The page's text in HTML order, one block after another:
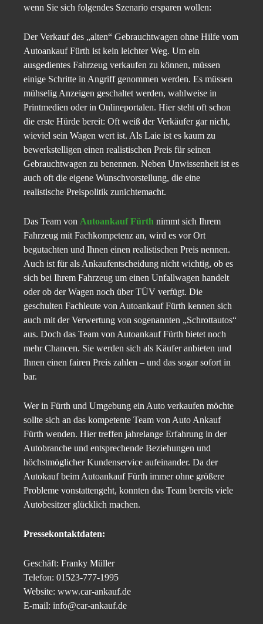
wenn Sie sich folgendes Szenario ersparen wollen:
Der Verkauf des „alten“ Gebrauchtwagen ohne Hilfe vom
Autoankauf Fürth ist kein leichter Weg. Um ein
ausgedientes Fahrzeug verkaufen zu können, müssen
einige Schritte in Angriff genommen werden. Es müssen
mühselig Anzeigen geschaltet werden, wahlweise in
Printmedien oder in Onlineportalen. Hier steht oft schon
die erste Hürde bereit: Oft weiß der Verkäufer gar nicht,
wieviel sein Wagen wert ist. Als Laie ist es kaum zu
bewerkstelligen einen realistischen Preis für seinen
Gebrauchtwagen zu benennen. Neben Unwissenheit ist es
auch oft die eigene Wunschvorstellung, die eine
realistische Preispolitik zunichtemacht.
Das Team von Autoankauf Fürth nimmt sich Ihrem
Fahrzeug mit Fachkompetenz an, wird es vor Ort
begutachten und Ihnen einen realistischen Preis nennen.
Auch ist für als Ankaufentscheidung nicht wichtig, ob es
sich bei Ihrem Fahrzeug um einen Unfallwagen handelt
oder ob der Wagen noch über TÜV verfügt. Die
geschulten Fachleute von Autoankauf Fürth kennen sich
auch mit der Verwertung von sogenannten „Schrottautos“
aus. Doch das Team von Autoankauf Fürth bietet noch
mehr Chancen. Sie werden sich als Käufer anbieten und
Ihnen einen fairen Preis zahlen – und das sogar sofort in
bar.
Wer in Fürth und Umgebung ein Auto verkaufen möchte
sollte sich an das kompetente Team von Auto Ankauf
Fürth wenden. Hier treffen jahrelange Erfahrung in der
Autobranche und entsprechende Beziehungen und
höchstmöglicher Kundenservice aufeinander. Da der
Autokauf beim Autoankauf Fürth immer ohne größere
Probleme vonstattengeht, konnten das Team bereits viele
Autobesitzer glücklich machen.
Pressekontaktdaten:
Geschäft: Franky Müller
Telefon: 01523-777-1995
Website: www.car-ankauf.de
E-mail: info@car-ankauf.de